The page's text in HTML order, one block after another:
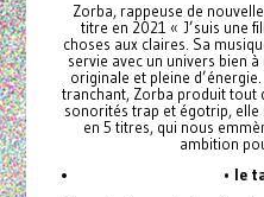
Zorba, rappeuse de
titre en 2021 « J’suis une
choses aux claires. Sa
servie avec un univers bien
originale et pleine
tranchant, Zorba produit tout
sonorités trap et égotrip, elle
en 5 titres, qui nous
ambition
• le